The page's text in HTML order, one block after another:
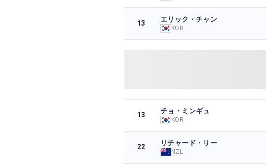
13 エリック・チャン
KOR
13 チョ・ミンギュ
KOR
22 リチャード・リー
NZL